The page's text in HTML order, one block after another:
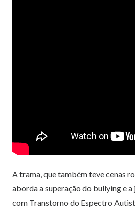
A trama, que também teve cenas
aborda a superação do bullying e
com Transtorno do Espectro